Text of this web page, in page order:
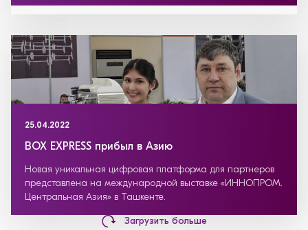
25.04.2022
BOX EXPRESS прибыл в Азию
Новая уникальная цифровая платформа для партнеров
представлена на международной выставке «ИННОПРОМ.
Центральная Азия» в Ташкенте.
Загрузить больше